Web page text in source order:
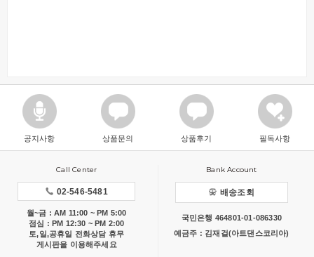
공지사항 상품문의 상품후기 필독사항
Call Center
02-546-5481
월~금 : AM 11:00 ~ PM 5:00
점심 : PM 12:30 ~ PM 2:00
토,일,공휴일 전화상담 휴무
게시판을 이용해주세요
Bank Account
배송조회
국민은행 464801-01-086330
예금주 : 김재걸(아트댄스코리아)